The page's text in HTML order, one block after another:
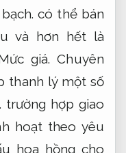
có thể bán
và hơn hết là
giá. Chuyên
thanh lý một số
trường hợp giao
hoạt theo yêu
hoa hồng cho